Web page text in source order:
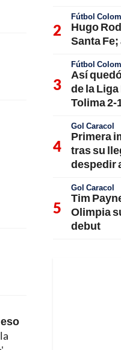
Fútbol
Hugo
Santa
Fútbol
Así
de la
Tolima 2-
Gol Caracol
Primera
tras su
despedir
Gol Caracol
Tim
Olimpia
debut